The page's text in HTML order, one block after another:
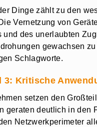
Dinge zählt zu den
Vernetzung von
und des unerlaubten
gewachsen
Schlagworte.
3: Kritische
setzen den
geraten deutlich in den
Netzwerkperimeter